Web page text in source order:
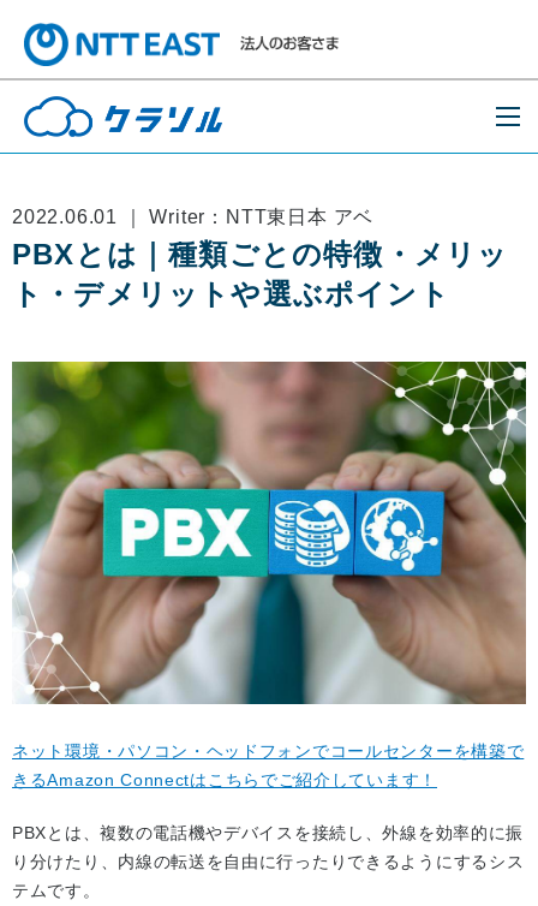
2022.06.01 ｜ Writer：NTT東日本 アベ
PBXとは｜種類ごとの特徴・メリッ
ト・デメリットや選ぶポイント
ネット環境・パソコン・ヘッドフォンでコールセンターを構築で
きるAmazon Connectはこちらでご紹介しています！
PBXとは、複数の電話機やデバイスを接続し、外線を効率的に振
り分けたり、内線の転送を自由に行ったりできるようにするシス
テムです。